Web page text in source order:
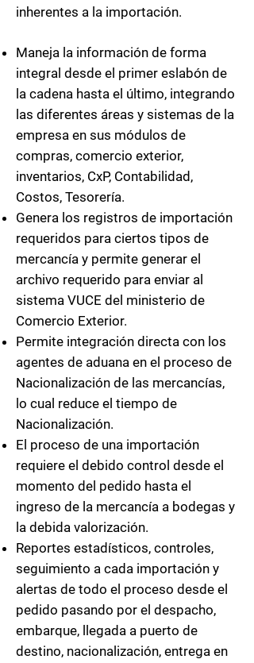
inherentes a la importación.
Maneja la información de forma
integral desde el primer eslabón de
la cadena hasta el último, integrando
las diferentes áreas y sistemas de la
empresa en sus módulos de
compras, comercio exterior,
inventarios, CxP, Contabilidad,
Costos, Tesorería.
Genera los registros de importación
requeridos para ciertos tipos de
mercancía y permite generar el
archivo requerido para enviar al
sistema VUCE del ministerio de
Comercio Exterior.
Permite integración directa con los
agentes de aduana en el proceso de
Nacionalización de las mercancías,
lo cual reduce el tiempo de
Nacionalización.
El proceso de una importación
requiere el debido control desde el
momento del pedido hasta el
ingreso de la mercancía a bodegas y
la debida valorización.
Reportes estadísticos, controles,
seguimiento a cada importación y
alertas de todo el proceso desde el
pedido pasando por el despacho,
embarque, llegada a puerto de
destino, nacionalización, entrega en